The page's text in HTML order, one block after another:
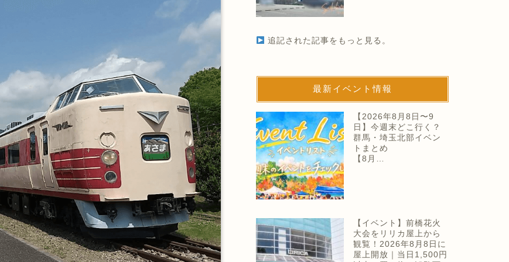
追記された記事をもっと見る。
最新イベント情報
【2026年8月8日〜9
日】今週末どこ行く？
群馬・埼玉北部イベン
トまとめ
【8月…
【イベント】前橋花火
大会をリリカ屋上から
観覧！2026年8月8日に
屋上開放｜当日1,500円